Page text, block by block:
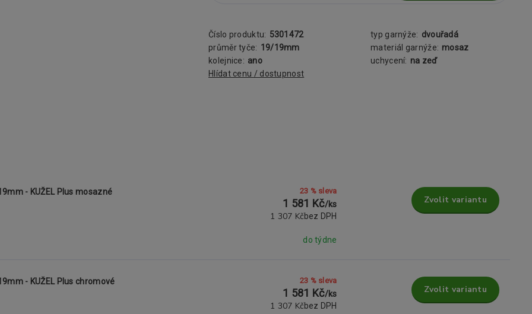
Číslo produktu: 5301472 typ garnýže: dvouřadá
průměr tyče: 19/19mm materiál garnýže: mosaz
kolejnice: ano uchycení: na zeď
Hlídat cenu / dostupnost
- KUŽEL Plus mosazné 23 % sleva
1 581 Kč/ks
1 307 Kčbez DPH
do týdne
Zvolit variantu
- KUŽEL Plus chromové 23 % sleva
1 581 Kč/ks
1 307 Kčbez DPH
Zvolit variantu